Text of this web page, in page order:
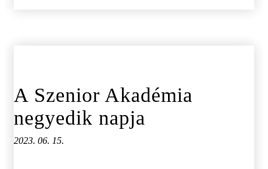
A Szenior Akadémia
negyedik napja
2023. 06. 15.